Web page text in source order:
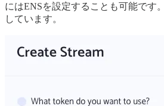
にはENSを設定することも可能です
しています。